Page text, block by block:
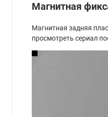
Магнитная
Магнитная задняя
просмотреть сериал